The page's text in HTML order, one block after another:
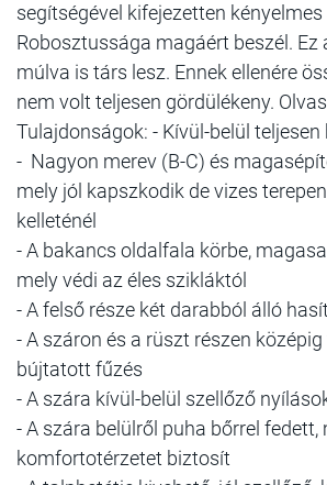
segítségével kifejezetten kényelmes
Robosztussága magáért beszél. Ez
múlva is társ lesz. Ennek ellenére
nem volt teljesen gördülékeny.
Tulajdonságok: - Kívül-belül teljesen
- Nagyon merev (B-C) és
mely jól kapszkodik de vizes
kelleténél
- A bakancs oldalfala körbe,
mely védi az éles szikláktól
- A felső része két darabból álló
- A száron és a rüszt részen
bújtatott fűzés
- A szára kívül-belül szellőző
- A szára belülről puha bőrrel fedett,
komfortotérzetet biztosít